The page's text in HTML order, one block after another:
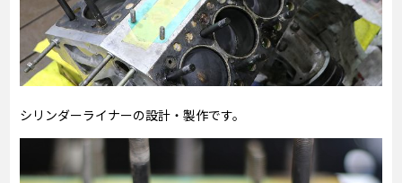
シリンダーライナーの設計・製作です。